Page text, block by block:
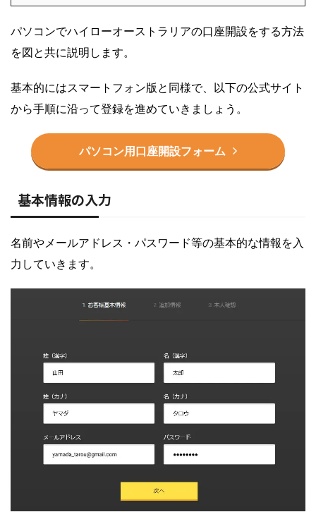
パソコンでハイローオーストラリアの口座開設をする方法
を図と共に説明します。
基本的にはスマートフォン版と同様で、以下の公式サイト
から手順に沿って登録を進めていきましょう。
パソコン用口座開設フォーム
基本情報の入力
名前やメールアドレス・パスワード等の基本的な情報を入
力していきます。